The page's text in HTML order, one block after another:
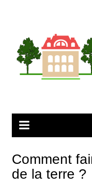
Comment
de la terre ?